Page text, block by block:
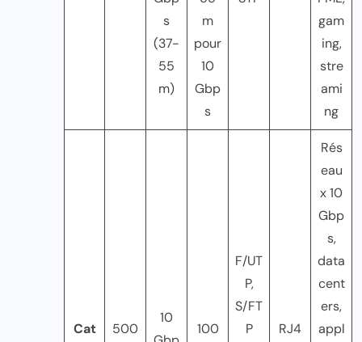
s
(37-
55
m)
m
pour
10
Gbp
s
gam
ing,
stre
ami
ng
Cat
500
10
100
F/UT
P,
S/FT
P
RJ4
Rés
eau
x 10
Gbp
s,
data
cent
ers,
appl